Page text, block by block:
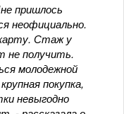
пришлось
неофициально.
Стаж у
не получить.
молодежной
покупка,
невыгодно